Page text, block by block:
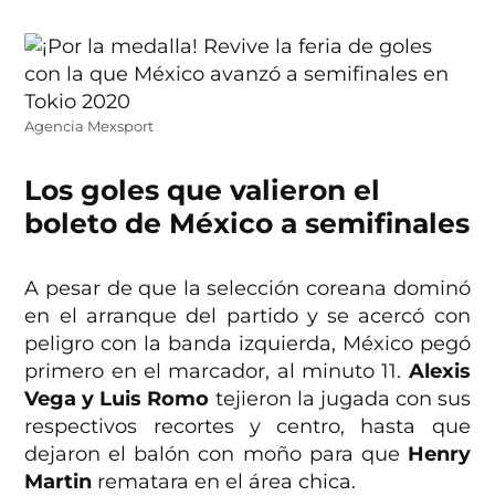
Agencia Mexsport
Los goles que valieron el
boleto de México a semifinales
A pesar de que la selección coreana dominó
en el arranque del partido y se acercó con
peligro con la banda izquierda, México pegó
primero en el marcador, al minuto 11. Alexis
Vega y Luis Romo tejieron la jugada con sus
respectivos recortes y centro, hasta que
dejaron el balón con moño para que Henry
Martin rematara en el área chica.